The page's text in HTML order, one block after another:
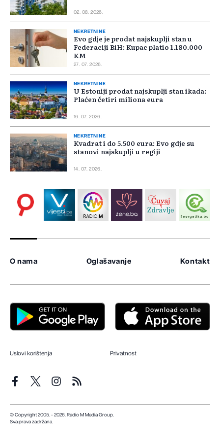
02. 08. 2026.
NEKRETNINE
Evo gdje je prodat najskuplji stan u
Federaciji BiH: Kupac platio 1.180.000
KM
27. 07. 2026.
NEKRETNINE
U Estoniji prodat najskuplji stan ikada:
Plaćen četiri miliona eura
16. 07. 2026.
NEKRETNINE
Kvadrat i do 5.500 eura: Evo gdje su
stanovi najskuplji u regiji
14. 07. 2026.
O nama Oglašavanje Kontakt
Uslovi korištenja Privatnost
© Copyright 2005. - 2026. Radio M Media Group.
Sva prava zadržana.